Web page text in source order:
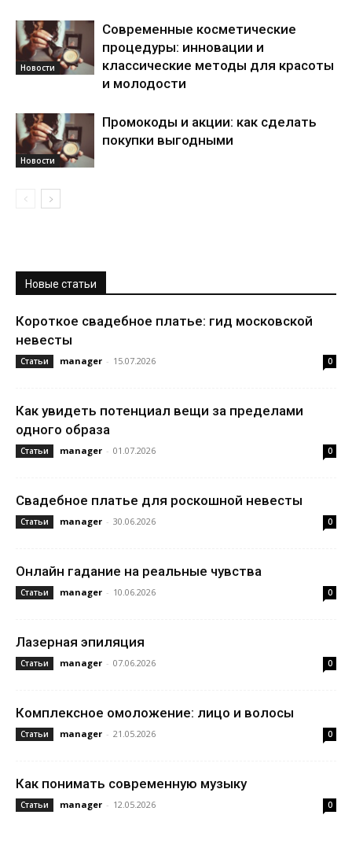
Новости
Современные косметические
процедуры: инновации и
классические методы для красоты
и молодости
Новости
Промокоды и акции: как сделать
покупки выгодными
Новые статьи
Короткое свадебное платье: гид московской
невесты
Статьи manager - 15.07.2026 0
Как увидеть потенциал вещи за пределами
одного образа
Статьи manager - 01.07.2026 0
Свадебное платье для роскошной невесты
Статьи manager - 30.06.2026 0
Онлайн гадание на реальные чувства
Статьи manager - 10.06.2026 0
Лазерная эпиляция
Статьи manager - 07.06.2026 0
Комплексное омоложение: лицо и волосы
Статьи manager - 21.05.2026 0
Как понимать современную музыку
Статьи manager - 12.05.2026 0